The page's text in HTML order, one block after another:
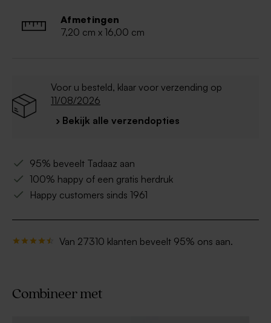
Spoelen voor eerste gebruik
Niet geschikt voor: vaatwasser, (microgolf-) oven,
Afmetingen
7,20 cm x 16,00 cm
Voor u besteld, klaar voor verzending op
11/08/2026
› Bekijk alle verzendopties
95% beveelt Tadaaz aan
100% happy of een gratis herdruk
Happy customers sinds 1961
Van 27310 klanten beveelt 95% ons aan.
Combineer met